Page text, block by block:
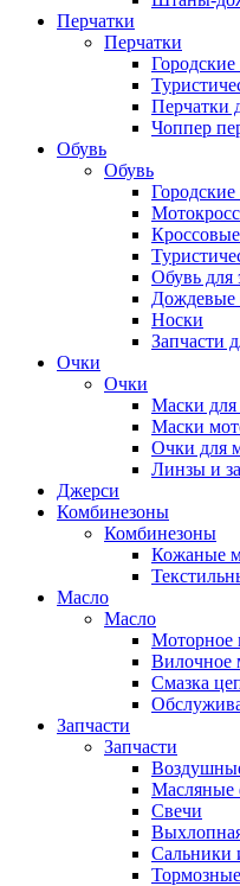
Перчатки
Перчатки
Перчатки
Чоппер
Обувь
Обувь
Обувь для
Дождевые
Носки
Запчасти
Очки
Очки
Маски для
Маски
Очки для
Линзы и
Джерси
Комбинезоны
Комбинезоны
Кожаные
Масло
Масло
Моторное
Вилочное
Смазка
Запчасти
Запчасти
Масляные
Свечи
Сальники